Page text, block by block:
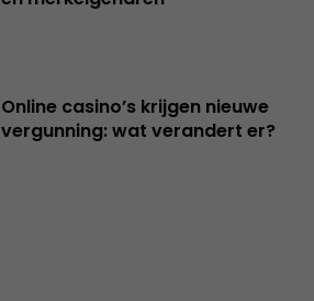
Online casino’s krijgen nieuwe
vergunning: wat verandert er?